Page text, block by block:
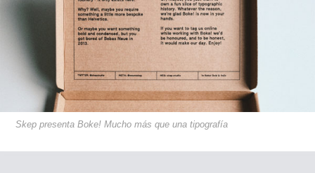
Skep presenta Boke! Mucho más que una tipografía